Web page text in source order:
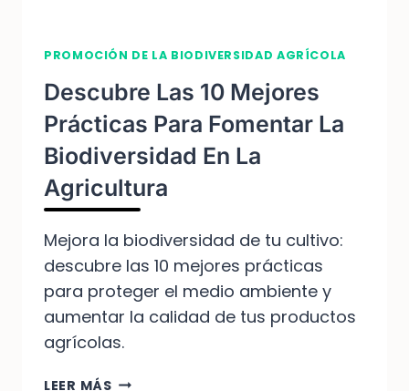
PROMOCIÓN DE LA BIODIVERSIDAD AGRÍCOLA
Descubre Las 10 Mejores
Prácticas Para Fomentar La
Biodiversidad En La
Agricultura
Mejora la biodiversidad de tu cultivo:
descubre las 10 mejores prácticas
para proteger el medio ambiente y
aumentar la calidad de tus productos
agrícolas.
LEER MÁSDESCUBRE